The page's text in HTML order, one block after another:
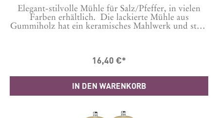
Elegant-stilvolle Mühle für Salz/Pfeffer, in vielen
Farben erhältlich. Die lackierte Mühle aus
Gummiholz hat ein keramisches Mahlwerk und stellt
gekennzeichnet durch ein S oder P auf der Schraube
auch wechseln.Maße: 21.5 cm hoch, Durchmesser
5,5 cmHergestellt in CN
16,40 €*
IN DEN WARENKORB